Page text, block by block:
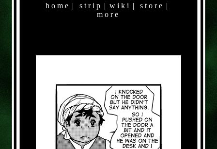
h o m e | s t r i p | w i k i | s t o r e |
m o r e